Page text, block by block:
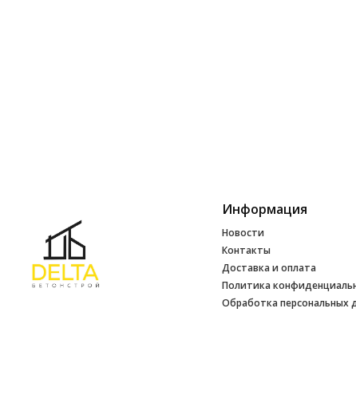
Информация
Новости
Контакты
Доставка и оплата
Политика
Обработка персональных